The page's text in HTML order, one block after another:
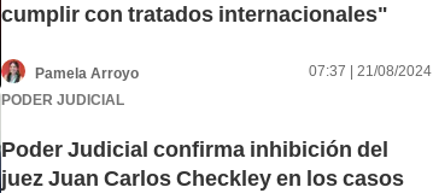
cumplir con tratados internacionales"
Pamela Arroyo
07:37 | 21/08/2024
PODER JUDICIAL
Poder Judicial confirma inhibición del
juez Juan Carlos Checkley en los casos